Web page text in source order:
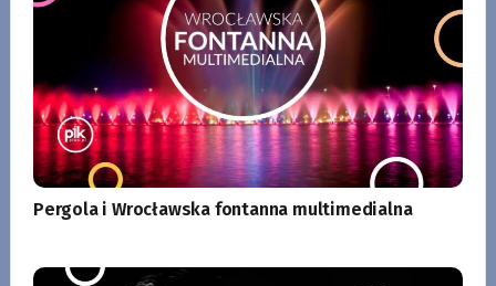
Pergola i Wrocławska fontanna multimedialna